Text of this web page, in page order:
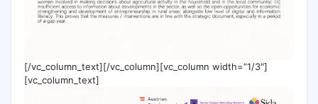
[/vc_column_text][/vc_column][vc_column width=”1/3″]
[vc_column_text]